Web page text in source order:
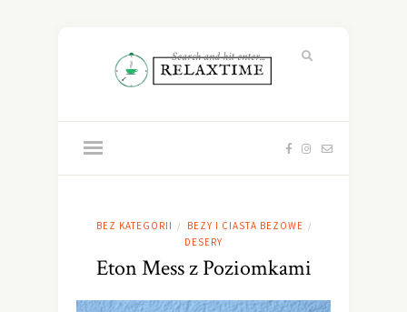
BEZ KATEGORII / BEZY I CIASTA BEZOWE /
DESERY
Eton Mess z Poziomkami